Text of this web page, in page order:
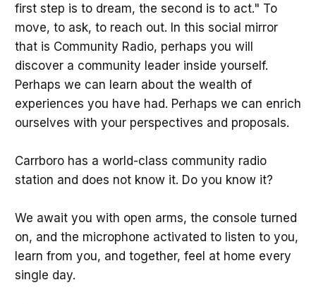
first step is to dream, the second is to act." To
move, to ask, to reach out. In this social mirror
that is Community Radio, perhaps you will
discover a community leader inside yourself.
Perhaps we can learn about the wealth of
experiences you have had. Perhaps we can enrich
ourselves with your perspectives and proposals.
Carrboro has a world-class community radio
station and does not know it. Do you know it?
We await you with open arms, the console turned
on, and the microphone activated to listen to you,
learn from you, and together, feel at home every
single day.